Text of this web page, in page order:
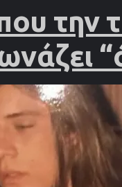
την